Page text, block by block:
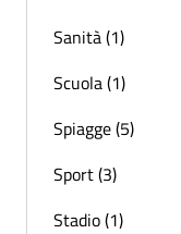
Sanità (1)
Scuola (1)
Spiagge (5)
Sport (3)
Stadio (1)